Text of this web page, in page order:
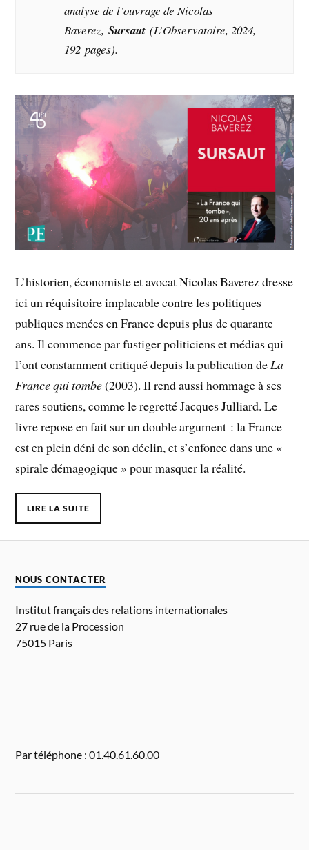
analyse de l’ouvrage de Nicolas
Baverez, Sursaut(L’Observatoire, 2024,
192 pages).
L’historien, économiste et avocat Nicolas Baverez dresse
ici un réquisitoire implacable contre les politiques
publiques menées en France depuis plus de quarante
ans. Il commence par fustiger politiciens et médias qui
l’ont constamment critiqué depuis la publication de La
France qui tombe(2003). Il rend aussi hommage à ses
rares soutiens, comme le regretté Jacques Julliard. Le
livre repose en fait sur un double argument : la France
est en plein déni de son déclin, et s’enfonce dans une «
spirale démagogique » pour masquer la réalité.
LIRE LA SUITE
NOUS CONTACTER
Institut français des relations internationales
27 rue de la Procession
75015 Paris
Par téléphone : 01.40.61.60.00